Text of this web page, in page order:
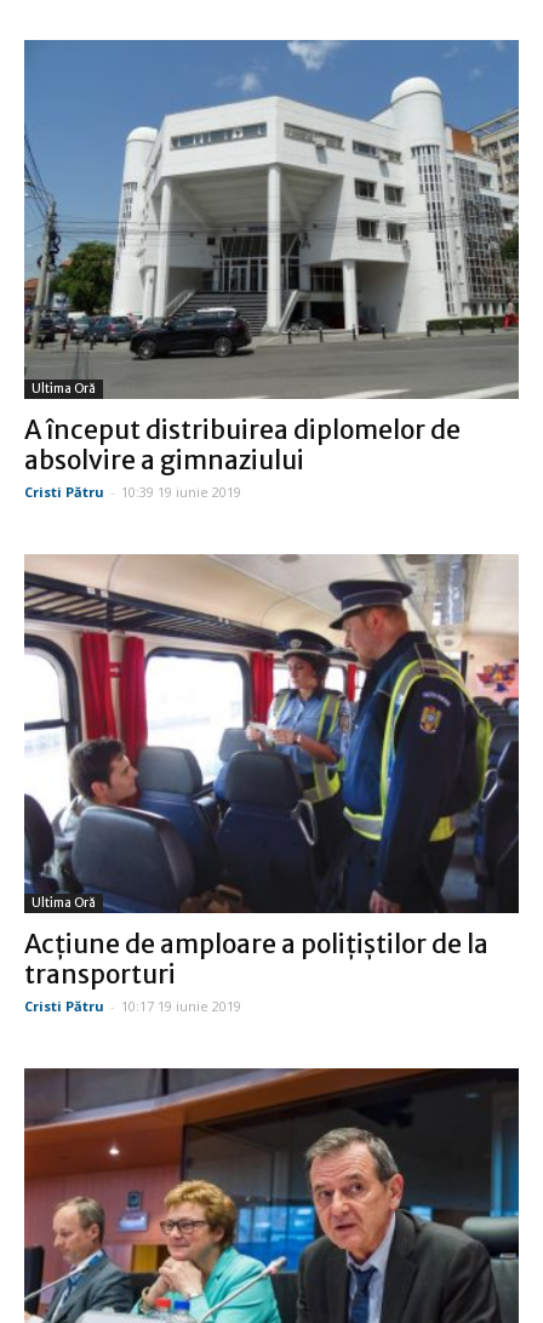
Ultima Oră
A început distribuirea diplomelor de
absolvire a gimnaziului
Cristi Pătru - 10:39 19 iunie 2019
Ultima Oră
Acţiune de amploare a poliţiştilor de la
transporturi
Cristi Pătru - 10:17 19 iunie 2019